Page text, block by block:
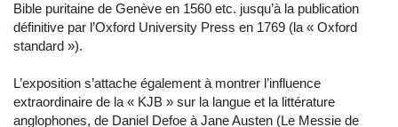
Bible puritaine de Genève en 1560 etc. jusqu’à la publication
définitive par l’Oxford University Press en 1769 (la « Oxford
standard »).
L’exposition s’attache également à montrer l’influence
extraordinaire de la « KJB » sur la langue et la littérature
anglophones, de Daniel Defoe à Jane Austen (Le Messie de